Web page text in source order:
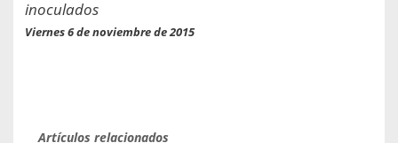
inoculados
Viernes 6 de noviembre de 2015
Artículos relacionados